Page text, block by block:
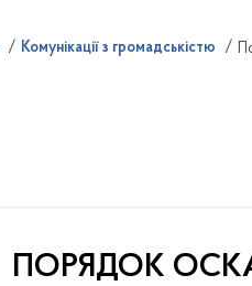
Комунікації з громадськістю
ПОРЯДОК